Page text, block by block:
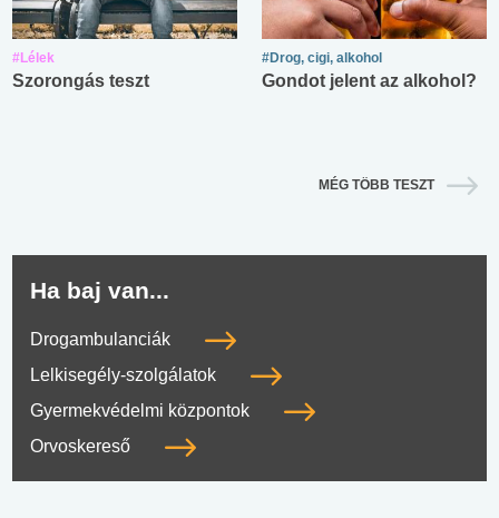
#Lélek
Szorongás teszt
#Drog, cigi, alkohol
Gondot jelent az alkohol?
MÉG TÖBB TESZT
Ha baj van...
Drogambulanciák
Lelkisegély-szolgálatok
Gyermekvédelmi központok
Orvoskereső